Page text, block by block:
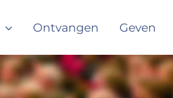
Ontvangen Geven
#6 Wat kan ik doen?
#7 Kampvuurdienst